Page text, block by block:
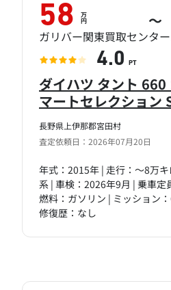
長野県上伊那郡宮田村
査定依頼日：2026年07月20日
ダイハツ タント 660
マートセレクション
年式：2015年 | 走行：～8万
系 | 車検：2026年9月 | 乗車定
燃料：ガソリン | ミッション
修復歴：なし
58 万
円 ～
ガリバー関東買取センタ
4.0 PT